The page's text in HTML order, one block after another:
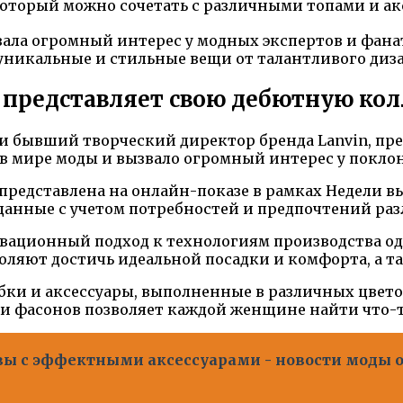
можно сочетать с различными топами и
огромный интерес у модных экспертов и
и стильные вещи от талантливого
свою дебютную
бывший творческий директор бренда Lanvin,
мире моды и вызвало огромный интерес у
на онлайн-показе в рамках Недели
с учетом потребностей и предпочтений
подход к технологиям производства
достичь идеальной посадки и комфорта, а
и аксессуары, выполненные в различных
фасонов позволяет каждой женщине найти
с эффектными аксессуарами - новости моды